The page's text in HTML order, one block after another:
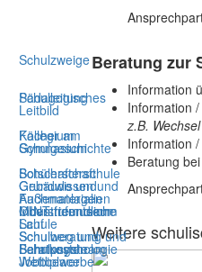
Beratung zur
Information
Information
z.B.
Information
Beratung
Weitere
Schulzweige
Pädagogisches
Leitbild
Schulgeschichte
Gebäude und
Außenanlagen
Schulweg und
Fahrtkosten
Schulleitung
Kollegium
Schülerschaft
Oberstufenteam
Beratungsteam
Fächer am
Gymnasium
Grundwissen und
Fachmaterialien
Schulberatung und
Schulpsychologie
Botschafterschule
MINT freundliche
Schule
Wettbewerbe
Industriemuseum
Lauf
Jobbiplace